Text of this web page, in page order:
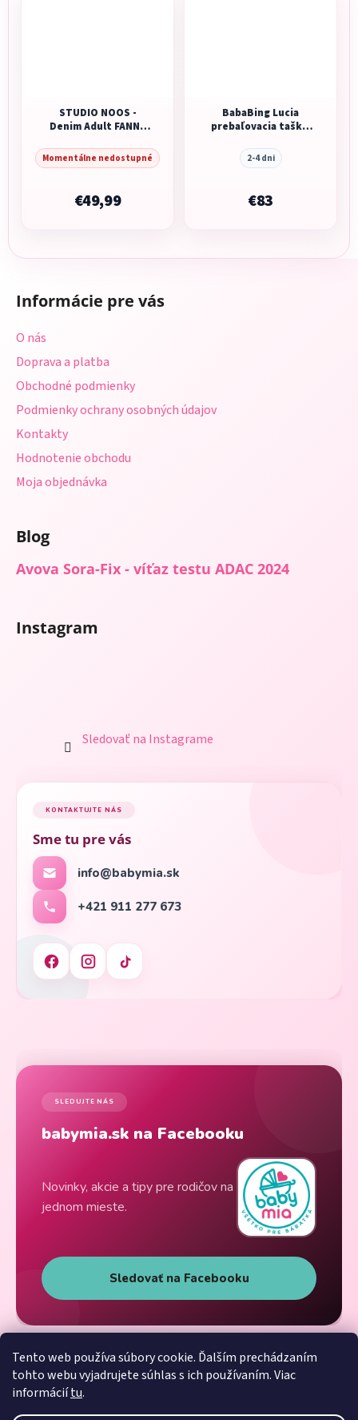
Tento web používa súbory cookie. Ďalším prechádzaním
tohto webu vyjadrujete súhlas s ich používaním. Viac
informáciítu.
STUDIO NOOS -
Denim Adult FANNY
Momentálne nedostupné
€49,99
BabaBing Lucia
prebaľovacia taška/
2-4 dni
€83
Informácie pre vás
O nás
Doprava a platba
Obchodné podmienky
Podmienky ochrany osobných údajov
Kontakty
Hodnotenie obchodu
Moja objednávka
Blog
Avova Sora-Fix - víťaz testu ADAC 2024
Instagram
Sledovať na Instagrame
KONTAKTUJTE NÁS
Sme tu pre vás
info@babymia.sk
+421 911 277 673
SLEDUJTE NÁS
babymia.sk na Facebooku
Novinky, akcie a tipy pre rodičov na
jednom mieste.
Sledovať na Facebooku